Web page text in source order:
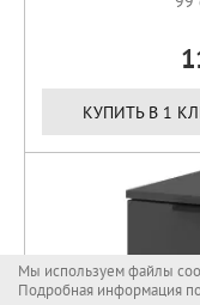
КУПИТЬ В 1
Мы используем файлы
Подробная информация